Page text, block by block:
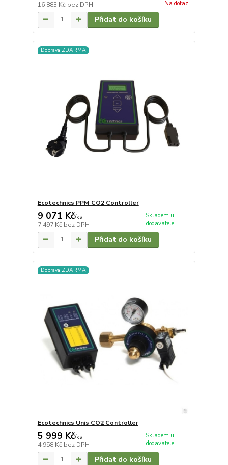
16 883 Kč bez DPH Na dotaz
Přidat do košíku
Doprava ZDARMA
Ecotechnics PPM CO2 Controller
9 071 Kč/ks
7 497 Kč bez DPH
Skladem u
dodavatele
Přidat do košíku
Doprava ZDARMA
Ecotechnics Unis CO2 Controller
5 999 Kč/ks
4 958 Kč bez DPH
Skladem u
dodavatele
Přidat do košíku